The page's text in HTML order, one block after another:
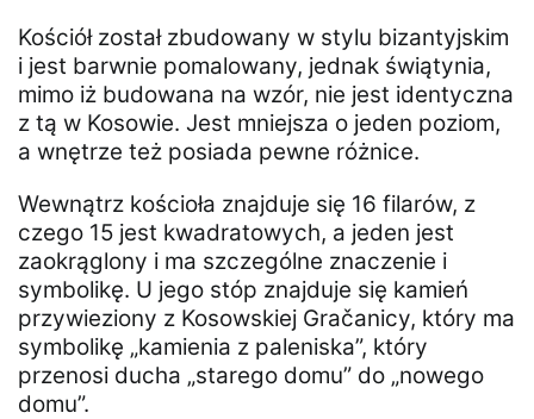
Kościół został zbudowany w stylu bizantyjskim
i jest barwnie pomalowany, jednak świątynia,
mimo iż budowana na wzór, nie jest identyczna
z tą w Kosowie. Jest mniejsza o jeden poziom,
a wnętrze też posiada pewne różnice.
Wewnątrz kościoła znajduje się 16 filarów, z
czego 15 jest kwadratowych, a jeden jest
zaokrąglony i ma szczególne znaczenie i
symbolikę. U jego stóp znajduje się kamień
przywieziony z Kosowskiej Gračanicy, który ma
symbolikę „kamienia z paleniska”, który
przenosi ducha „starego domu” do „nowego
domu”.